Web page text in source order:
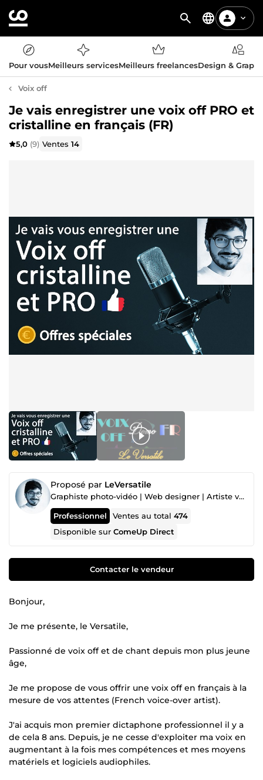
Pour vousMeilleurs servicesMeilleurs freelancesDesign &
Voix off
Je vais enregistrer une voix off PRO et
cristalline en français (FR)
5,0 (9) Ventes14
Proposé par LeVersatile
Graphiste photo-vidéo | Web designer | Artiste voix off
Professionnel Ventes au total474
Disponible surComeUp Direct
Contacter le vendeur
Bonjour,
Je me présente, le Versatile,
Passionné de voix off et de chant depuis mon plus jeune
âge,
Je me propose de vous offrir une voix off en français à la
mesure de vos attentes (French voice-over artist).
J'ai acquis mon premier dictaphone professionnel il y a
de cela 8 ans. Depuis, je ne cesse d'exploiter ma voix en
augmentant à la fois mes compétences et mes moyens
matériels et logiciels audiophiles.